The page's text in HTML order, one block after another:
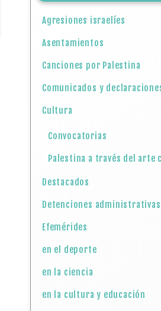
Agresiones israelíes
Asentamientos
Canciones por Palestina
Comunicados y
Cultura
Convocatorias
Palestina a través del arte
Destacados
Detenciones administrativas
Efemérides
en el deporte
en la ciencia
en la cultura y educación